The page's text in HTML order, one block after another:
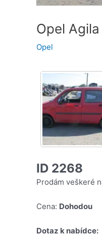
Opel Agila
Opel
ID 2268
Prodám veškeré
Cena: Dohodou
Dotaz k nabídce: